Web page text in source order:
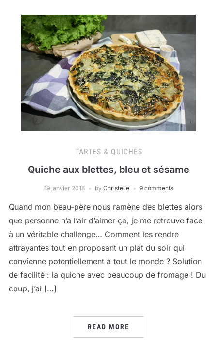
TARTES & QUICHES
Quiche aux blettes, bleu et sésame
19 janvier 2018 by Christelle 9 comments
Quand mon beau-père nous ramène des blettes alors
que personne n’a l’air d’aimer ça, je me retrouve face
à un véritable challenge… Comment les rendre
attrayantes tout en proposant un plat du soir qui
convienne potentiellement à tout le monde ? Solution
de facilité : la quiche avec beaucoup de fromage ! Du
coup, j’ai […]
READ MORE